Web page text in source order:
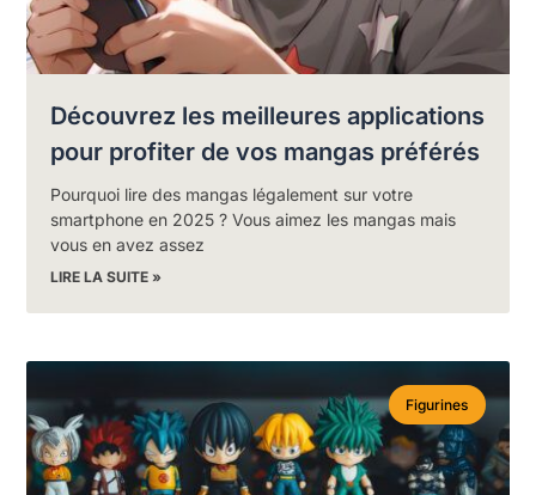
Découvrez les meilleures applications
pour profiter de vos mangas préférés
Pourquoi lire des mangas légalement sur votre
smartphone en 2025 ? Vous aimez les mangas mais
vous en avez assez
LIRE LA SUITE »
Figurines